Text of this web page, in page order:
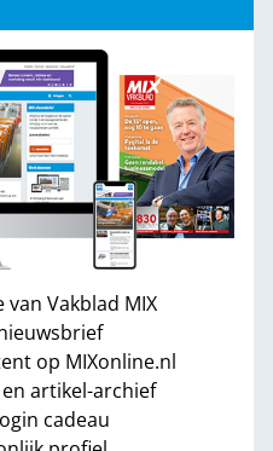
Vakblad MIX
op MIXonline.nl
artikel-archief
cadeau